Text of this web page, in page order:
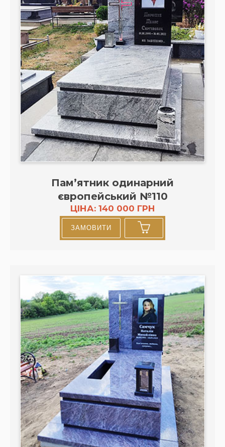
Пам’ятник одинарний
європейський №110
ЦІНА: 140 000 ГРН
ЗАМОВИТИ